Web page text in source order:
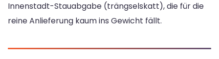
Innenstadt-Stauabgabe (trängselskatt), die für die
reine Anlieferung kaum ins Gewicht fällt.